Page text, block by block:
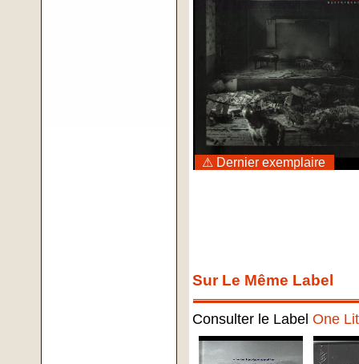
⚠ Dernier exemplaire
Sur Le Même Label
Consulter le LabelOne